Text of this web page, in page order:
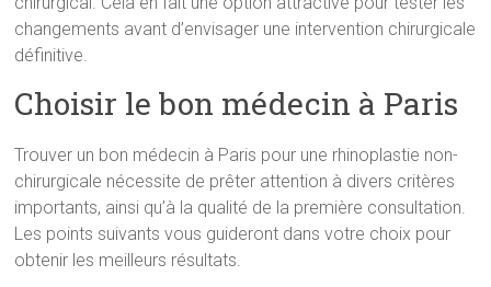
changements avant d’envisager une intervention chirurgicale
définitive.
Choisir le bon médecin à Paris
Trouver un bon médecin à Paris pour une rhinoplastie non-
chirurgicale nécessite de prêter attention à divers critères
importants, ainsi qu’à la qualité de la première consultation.
Les points suivants vous guideront dans votre choix pour
obtenir les meilleurs résultats.